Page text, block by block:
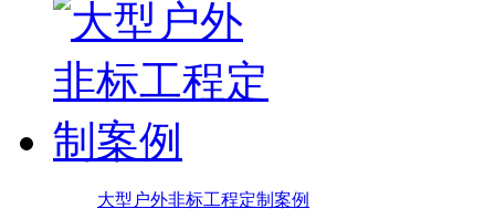
大型户外非标工程定制案例